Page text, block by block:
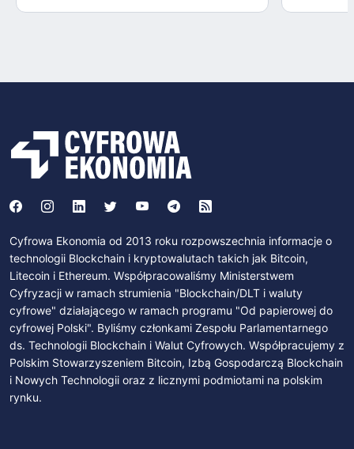
Cyfrowa Ekonomia od 2013 roku rozpowszechnia informacje o
technologii Blockchain i kryptowalutach takich jak Bitcoin,
Litecoin i Ethereum. Współpracowaliśmy Ministerstwem
Cyfryzacji w ramach strumienia "Blockchain/DLT i waluty
cyfrowe" działającego w ramach programu "Od papierowej do
cyfrowej Polski". Byliśmy członkami Zespołu Parlamentarnego
ds. Technologii Blockchain i Walut Cyfrowych. Współpracujemy z
Polskim Stowarzyszeniem Bitcoin, Izbą Gospodarczą Blockchain
i Nowych Technologii oraz z licznymi podmiotami na polskim
rynku.